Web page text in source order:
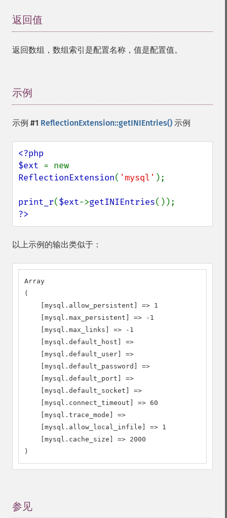
返回值
返回数组，数组索引是配置名称，值是配置值。
示例
示例 #1 ReflectionExtension::getINIEntries() 示例
<?php
$ext
ReflectionExtension( 'mysql' );
print_r($ext->getINIEntries
?>
以上示例的输出类似于：
Array
(
    [mysql.allow_persistent] => 1
    [mysql.max_persistent] => -1
    [mysql.max_links] => -1
    [mysql.default_host] =>
    [mysql.default_user] =>
    [mysql.default_password] =>
    [mysql.default_port] =>
    [mysql.default_socket] =>
    [mysql.connect_timeout] => 60
    [mysql.trace_mode] =>
    [mysql.allow_local_infile] => 1
    [mysql.cache_size] => 2000
)
参见